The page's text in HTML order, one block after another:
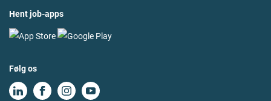
Hent job-apps
Følg os